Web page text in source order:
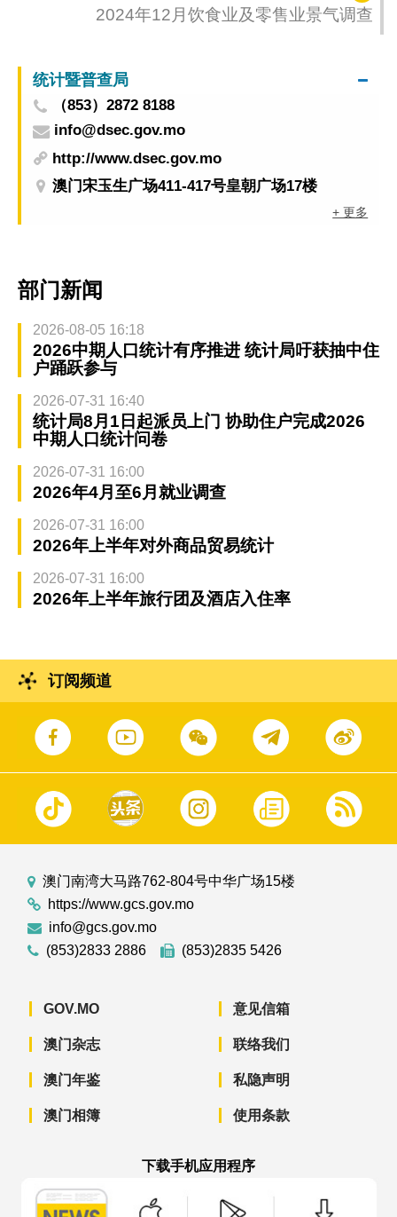
2024年12月饮食业及零售业景气调查
统计暨普查局
（853）2872 8188
info@dsec.gov.mo
http://www.dsec.gov.mo
澳门宋玉生广场411-417号皇朝广场17楼
+ 更多
部门新闻
2026-08-05 16:18
2026中期人口统计有序推进 统计局吁获抽中住
户踊跃参与
2026-07-31 16:40
统计局8月1日起派员上门 协助住户完成2026
中期人口统计问卷
2026-07-31 16:00
2026年4月至6月就业调查
2026-07-31 16:00
2026年上半年对外商品贸易统计
2026-07-31 16:00
2026年上半年旅行团及酒店入住率
订阅频道
澳门南湾大马路762-804号中华广场15楼
https://www.gcs.gov.mo
info@gcs.gov.mo
(853)2833 2886
(853)2835 5426
GOV.MO
澳门杂志
澳门年鉴
澳门相簿
意见信箱
联络我们
私隐声明
使用条款
下载手机应用程序